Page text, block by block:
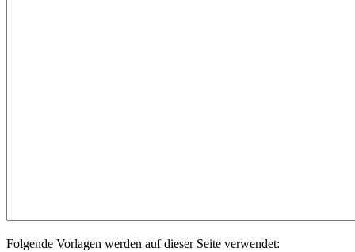
Folgende Vorlagen werden auf dieser Seite verwendet: